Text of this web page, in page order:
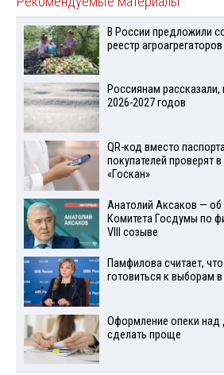
В России предложили
реестр агроагрегаторов
Россиянам рассказали,
2026-2027 годов
QR-код вместо
покупателей проверят
«Госкан»
Анатолий Аксаков — об
Комитета Госдумы по
VIII созыве
Памфилова считает,
готовиться к выборам
Оформление опеки над
сделать проще